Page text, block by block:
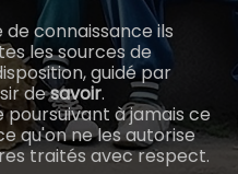
connaissance ils
les sources de
guidé par
desavoir.
à jamais ce
qu'on ne les autorise
traités avec respect.